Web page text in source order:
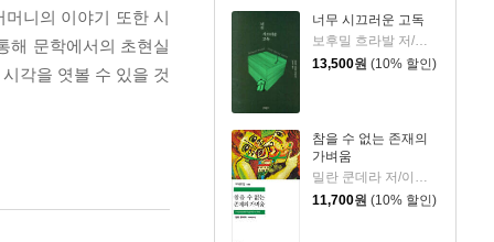
너무 시끄러운 고독
보후밀 흐라발 저/이창실 역
13,500원 (10% 할인)
참을 수 없는 존재의
가벼움
밀란 쿤데라 저/이재룡 역
11,700원 (10% 할인)
니의 이야기 또한 시
해 문학에서의 초현실
각을 엿볼 수 있을 것